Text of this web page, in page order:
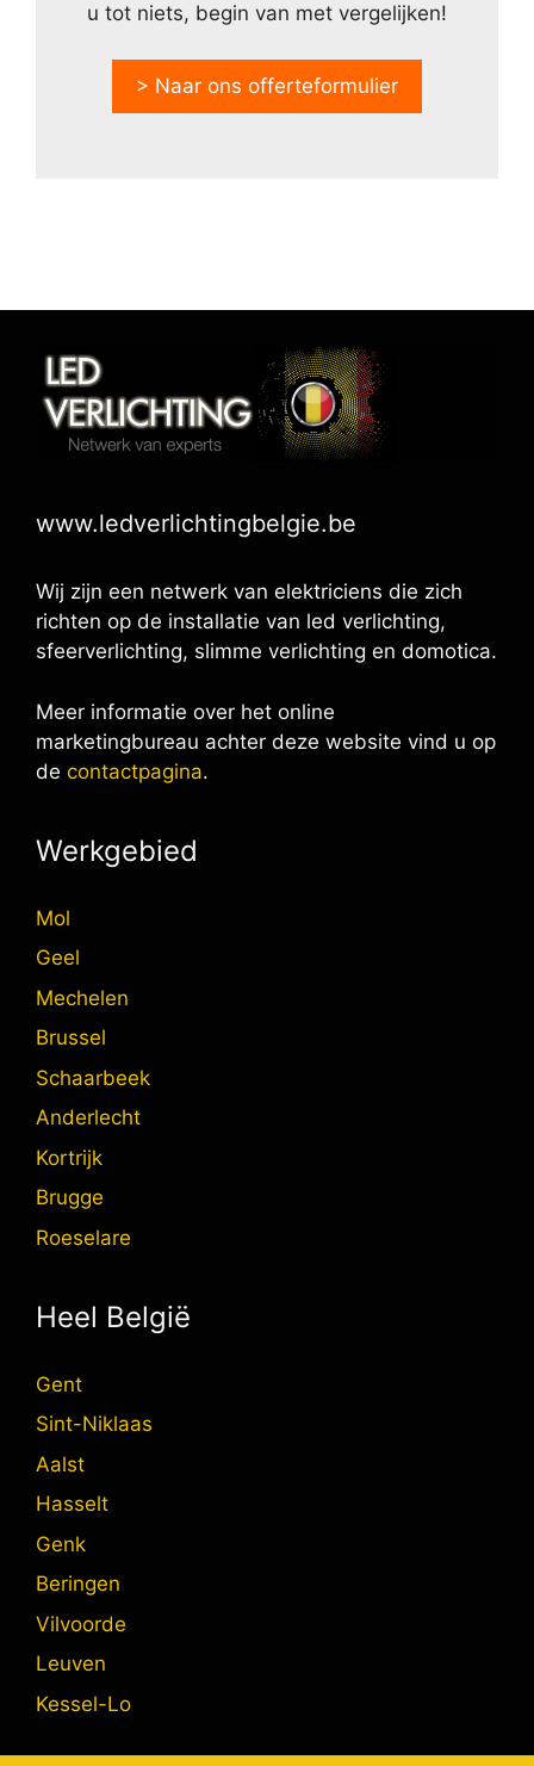
u tot niets, begin van met vergelijken!
> Naar ons offerteformulier
www.ledverlichtingbelgie.be
Wij zijn een netwerk van elektriciens die zich
richten op de installatie van led verlichting,
sfeerverlichting, slimme verlichting en domotica.
Meer informatie over het online
marketingbureau achter deze website vind u op
de contactpagina.
Werkgebied
Mol
Geel
Mechelen
Brussel
Schaarbeek
Anderlecht
Kortrijk
Brugge
Roeselare
Heel België
Gent
Sint-Niklaas
Aalst
Hasselt
Genk
Beringen
Vilvoorde
Leuven
Kessel-Lo